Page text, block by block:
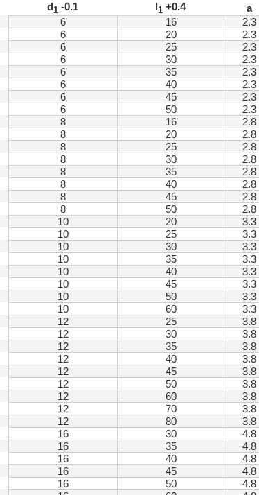
d1 -0.1 l1 +0.4 a
6 16 2.3
6 20 2.3
6 25 2.3
6 30 2.3
6 35 2.3
6 40 2.3
6 45 2.3
6 50 2.3
8 16 2.8
8 20 2.8
8 25 2.8
8 30 2.8
8 35 2.8
8 40 2.8
8 45 2.8
8 50 2.8
10 20 3.3
10 25 3.3
10 30 3.3
10 35 3.3
10 40 3.3
10 45 3.3
10 50 3.3
10 60 3.3
12 25 3.8
12 30 3.8
12 35 3.8
12 40 3.8
12 45 3.8
12 50 3.8
12 60 3.8
12 70 3.8
12 80 3.8
16 30 4.8
16 35 4.8
16 40 4.8
16 45 4.8
16 50 4.8